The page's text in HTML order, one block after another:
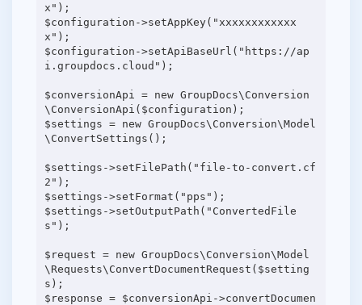
x");
$configuration->setAppKey("xxxxxxxxxxxx
x");
$configuration->setApiBaseUrl("https://ap
i.groupdocs.cloud");
$conversionApi = new GroupDocs\Conversion
\ConversionApi($configuration);
$settings = new GroupDocs\Conversion\Model
\ConvertSettings();
$settings->setFilePath("file-to-convert.cf
2");
$settings->setFormat("pps");
$settings->setOutputPath("ConvertedFile
s");
$request = new GroupDocs\Conversion\Model
\Requests\ConvertDocumentRequest($setting
s);
$response = $conversionApi->convertDocumen